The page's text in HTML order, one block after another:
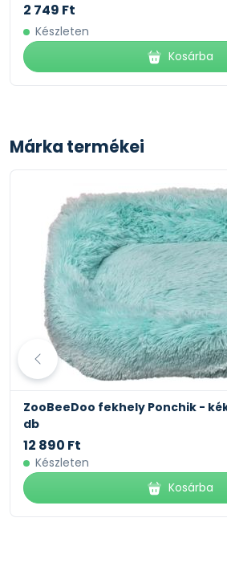
2 749 Ft
Készleten
Kosárba
Márka termékei
ZooBeeDoo fekhely Ponchik - kék
db
12 890 Ft
Készleten
Kosárba